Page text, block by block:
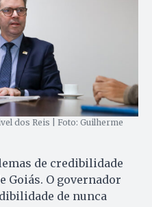
dos Reis | Foto: Guilherme
de credibilidade
Goiás. O governador
de nunca